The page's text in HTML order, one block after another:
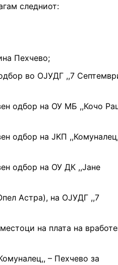
следниот:
Пехчево;
во ОЈУДГ ,,7
одбор на ОУ МБ ,,Кочо
одбор на JKП
одбор на ОУ ДК ,,Јане
Астра), на ОЈУДГ ,,7
на плата на
– Пехчево за